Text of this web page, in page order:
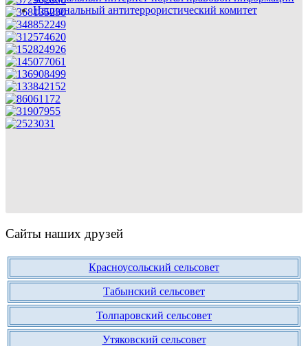
Национальный антитеррористический комитет
Сайты наших друзей
Красноусольский сельсовет
Табынский сельсовет
Толпаровский сельсовет
Утяковский сельсовет